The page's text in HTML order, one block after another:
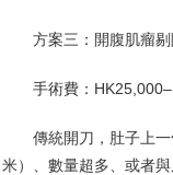
方案三：開腹肌瘤
手術費：
傳統開刀，肚子上
米）、數量超多、或者